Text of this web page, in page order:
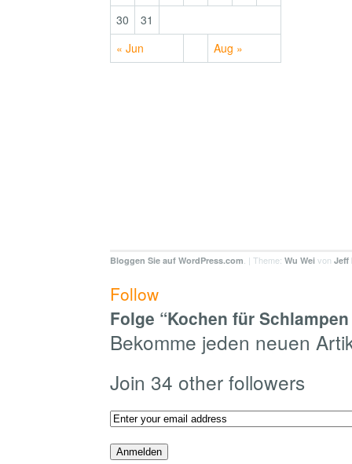
« Jun Aug »
30
31
Bloggen Sie auf WordPress.com. | Theme: Wu Wei von Jeff
Follow
Folge “Kochen für
Bekomme jeden neuen
Join 34 other followers